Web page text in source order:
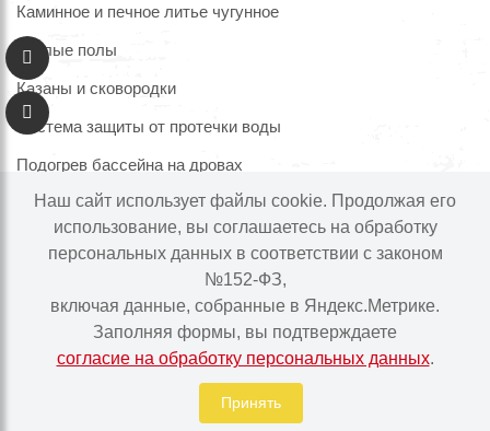
Каминное и печное литье чугунное
Теплые полы
Казаны и сковородки
Система защиты от протечки воды
Подогрев бассейна на дровах
Информация на сайте не является публичной офертой.
Наличие и цены товара могут меняться, просьба
уточнять у менеджера при подтверждении заказа.
Политика в отношении обработки персональных данных
Наш сайт использует файлы cookie. Продолжая его
использование, вы соглашаетесь на обработку
персональных данных в соответствии с законом
№152-ФЗ,
включая данные, собранные в Яндекс.Метрике.
Заполняя формы, вы подтверждаете
согласие на обработку персональных данных.
Принять